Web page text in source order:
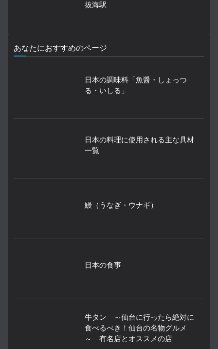
抜海駅
あなたにおすすめのページ
日本の調味料「魚醤・しょっつ
る・いしる」
日本の料理に使用される主な具材
一覧
鰻（うなぎ・ウナギ）
日本の食事
牛タン ～仙台に行ったら絶対に
食べるべき！仙台の名物グルメ
～ 有名店とオススメの店